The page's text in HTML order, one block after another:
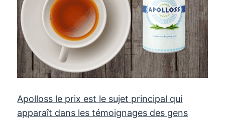
Apolloss le prix est le sujet principal qui
apparaît dans les témoignages des gens